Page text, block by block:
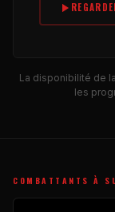
La disponibilité de
les
COMBATTANTS À